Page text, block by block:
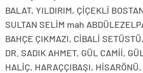
BALAT, YILDIRIM, ÇİÇEKLİ
SULTAN SELİM mah
BAHÇE ÇIKMAZI, CİBALİ
DR. SADIK AHMET, GÜL CAMİİ,
HALİÇ, HARAÇÇIBAŞI,